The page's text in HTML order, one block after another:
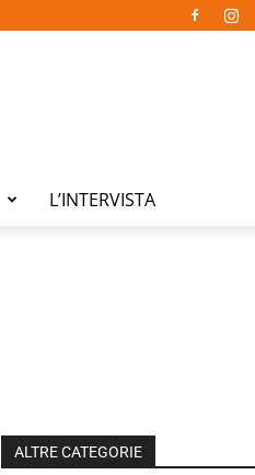
L’INTERVISTA
ALTRE CATEGORIE